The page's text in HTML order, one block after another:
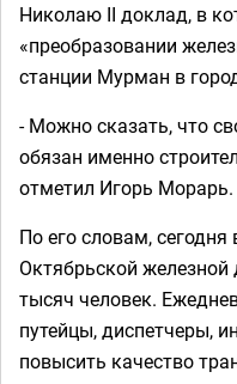
Николаю II доклад, в
«преобразовании
станции Мурман в
- Можно сказать, что
обязан именно
отметил Игорь Морарь.
По его словам,
Октябрьской железной
тысяч человек.
путейцы, диспетчеры,
повысить качество